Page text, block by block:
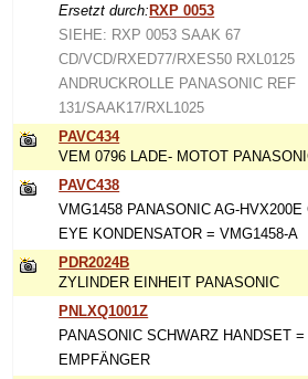
Ersetzt durch: RXP 0053
SIEHE: RXP 0053 SAAK 67
CD/VCD/RXED77/RXES50 RXL0125
ANDRUCKROLLE PANASONIC REF
131/SAAK17/RXL1025
PAVC434
VEM 0796 LADE- MOTOT
PAVC438
VMG1458 PANASONIC AG-HVX200E
EYE KONDENSATOR = VMG1458-A
PDR2024B
ZYLINDER EINHEIT PANASONIC
PNLXQ1001Z
PANASONIC SCHWARZ HANDSET
EMPFÄNGER